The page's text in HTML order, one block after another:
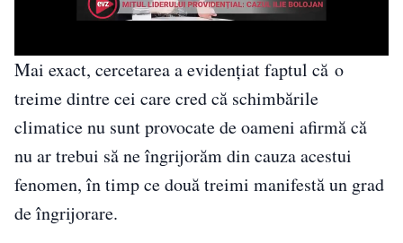
Mai exact, cercetarea a evidențiat faptul că o
treime dintre cei care cred că schimbările
climatice nu sunt provocate de oameni afirmă că
nu ar trebui să ne îngrijorăm din cauza acestui
fenomen, în timp ce două treimi manifestă un grad
de îngrijorare.